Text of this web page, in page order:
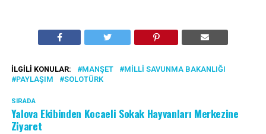
İLGILI KONULAR: MANŞET
MILLI SAVUNMA BAKANLIĞI
PAYLAŞIM
SOLOTÜRK
SIRADA
Yalova Ekibinden Kocaeli Sokak Hayvanları Merkezine
Ziyaret